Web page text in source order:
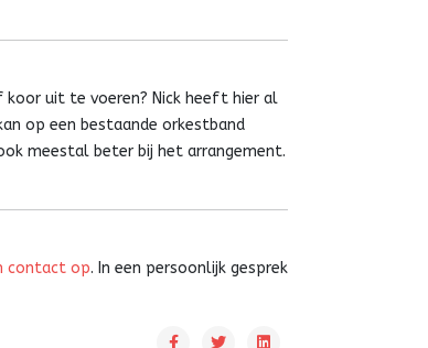
koor uit te voeren? Nick heeft hier al
op een bestaande orkestband
meestal beter bij het arrangement.
contact op. In een persoonlijk gesprek